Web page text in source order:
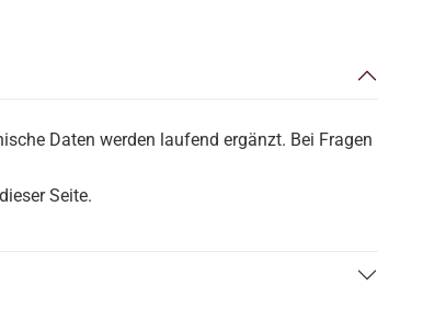
Daten werden laufend ergänzt. Bei Fragen
Seite.